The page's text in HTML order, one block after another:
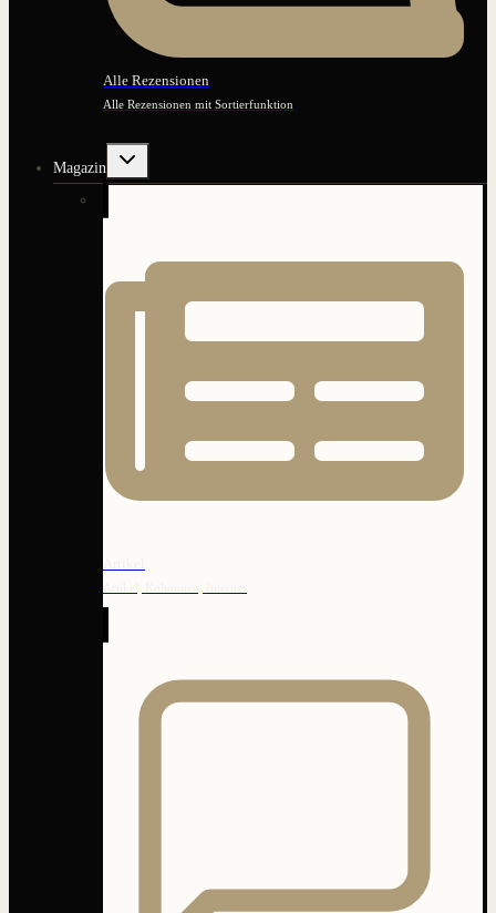
Alle Rezensionen
Alle Rezensionen mit Sortierfunktion
Magazin
Untermenü
umschalten